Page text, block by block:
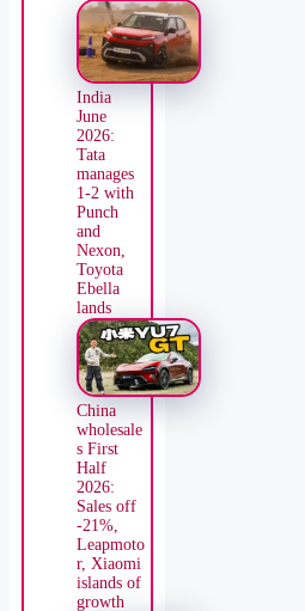
India
June
2026:
Tata
manages
1-2 with
Punch
and
Nexon,
Toyota
Ebella
lands
China
wholesale
s First
Half
2026:
Sales off
-21%,
Leapmoto
r, Xiaomi
islands of
growth